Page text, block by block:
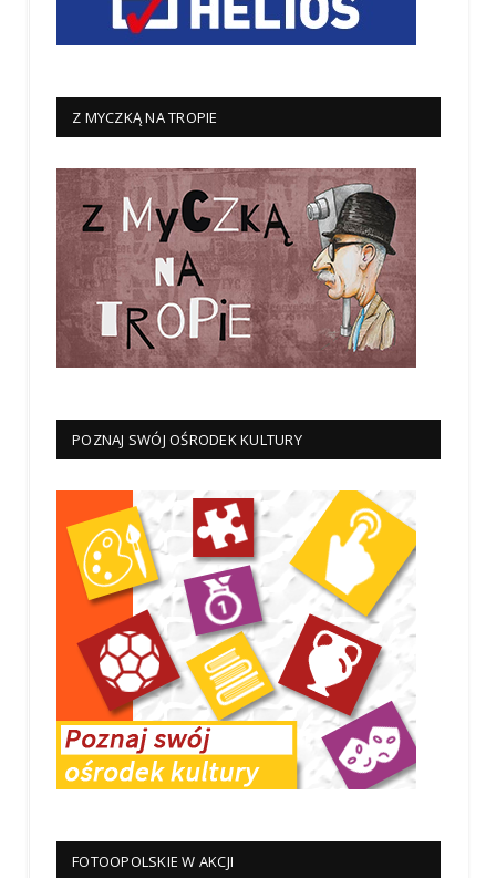
Z MYCZKĄ NA TROPIE
POZNAJ SWÓJ OŚRODEK KULTURY
FOTOOPOLSKIE W AKCJI